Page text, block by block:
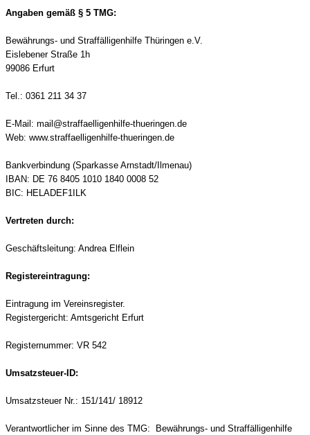
Angaben gemäß § 5 TMG:
Bewährungs- und Straffälligenhilfe Thüringen e.V.
Eislebener Straße 1h
99086 Erfurt
Tel.: 0361 211 34 37
E-Mail: mail@straffaelligenhilfe-thueringen.de
Web: www.straffaelligenhilfe-thueringen.de
Bankverbindung (Sparkasse Arnstadt/Ilmenau)
IBAN: DE 76 8405 1010 1840 0008 52
BIC: HELADEF1ILK
Vertreten durch:
Geschäftsleitung: Andrea Elflein
Registereintragung:
Eintragung im Vereinsregister.
Registergericht: Amtsgericht Erfurt
Registernummer: VR 542
Umsatzsteuer-ID:
Umsatzsteuer Nr.: 151/141/ 18912
Verantwortlicher im Sinne des TMG: Bewährungs- und Straffälligenhilfe